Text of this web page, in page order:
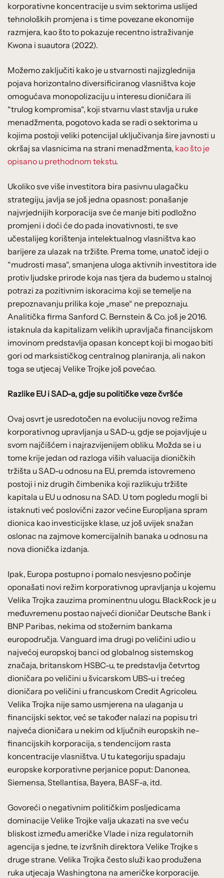
korporativne koncentracije u svim sektorima uslijed
tehnoloških promjena i s time povezane ekonomije
razmjera, kao što to pokazuje recentno istraživanje
Kwona i suautora (2022).
Možemo zaključiti kako je u stvarnosti najizglednija
pojava horizontalno diversificiranog vlasništva koje
omogućava monopolizaciju u interesu dioničara ili
“trulog kompromisa“, koji stvarnu vlast stavlja u ruke
menadžmenta, pogotovo kada se radi o sektorima u
kojima postoji veliki potencijal uključivanja šire javnosti u
okršaj sa vlasnicima na strani menadžmenta, kao što je
opisano u prethodnom tekstu.
Ukoliko sve više investitora bira pasivnu ulagačku
strategiju, javlja se još jedna opasnost: ponašanje
najvrjednijih korporacija sve će manje biti podložno
promjeni i doći će do pada inovativnosti, te sve
učestalijeg korištenja intelektualnog vlasništva kao
barijere za ulazak na tržište. Prema tome, unatoč ideji o
“mudrosti masa“, smanjena uloga aktivnih investitora ide
protiv ljudske prirode koja nas tjera da budemo u stalnoj
potrazi za pozitivnim iskoracima koji se temelje na
prepoznavanju prilika koje „mase“ ne prepoznaju.
Analitička firma Sanford C. Bernstein & Co. još je 2016.
istaknula da kapitalizam velikih upravljača financijskom
imovinom predstavlja opasan koncept koji bi mogao biti
gori od marksističkog centralnog planiranja, ali nakon
toga se utjecaj Velike Trojke još povećao.
Razlike EU i SAD-a, gdje su političke veze čvršće
Ovaj osvrt je usredotočen na evoluciju novog režima
korporativnog upravljanja u SAD-u, gdje se pojavljuje u
svom najčišćem i najrazvijenijem obliku. Možda se i u
tome krije jedan od razloga viših valuacija dioničkih
tržišta u SAD-u odnosu na EU, premda istovremeno
postoji i niz drugih čimbenika koji razlikuju tržište
kapitala u EU u odnosu na SAD. U tom pogledu mogli bi
istaknuti već poslovični zazor većine Europljana spram
dionica kao investicijske klase, uz još uvijek snažan
oslonac na zajmove komercijalnih banaka u odnosu na
nova dionička izdanja.
Ipak, Europa postupno i pomalo nesvjesno počinje
oponašati novi režim korporativnog upravljanja u kojemu
Velika Trojka zauzima prominentnu ulogu. BlackRock je u
međuvremenu postao najveći dioničar Deutsche Bank i
BNP Paribas, nekima od stožernim bankama
europodručja. Vanguard ima drugi po veličini udio u
najvećoj europskoj banci od globalnog sistemskog
značaja, britanskom HSBC-u, te predstavlja četvrtog
dioničara po veličini u švicarskom UBS-u i trećeg
dioničara po veličini u francuskom Credit Agricoleu.
Velika Trojka nije samo usmjerena na ulaganja u
financijski sektor, već se također nalazi na popisu tri
najveća dioničara u nekim od ključnih europskih ne-
financijskih korporacija, s tendencijom rasta
koncentracije vlasništva. U tu kategoriju spadaju
europske korporativne perjanice poput: Danonea,
Siemensa, Stellantisa, Bayera, BASF-a, itd.
Govoreći o negativnim političkim posljedicama
dominacije Velike Trojke valja ukazati na sve veću
bliskost između američke Vlade i niza regulatornih
agencija s jedne, te izvršnih direktora Velike Trojke s
druge strane. Velika Trojka često služi kao produžena
ruka utjecaja Washingtona na američke korporacije.